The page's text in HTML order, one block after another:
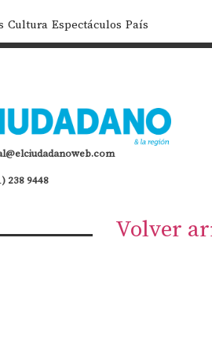
Cultura Espectáculos País
238 9448
Volver